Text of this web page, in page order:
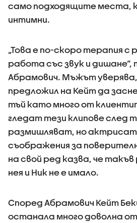
само подходящите места,
интимни.
„Това е по-скоро терапия с
работа със звук и дишане“,
Абрамович. Мъжът уверява,
предложил на Кейт да
тъй като много от
гледат тези клипове след
размишляват, но
съображения за
на свой ред казва, че
нея и Ник не е имало.
Според Абрамович Кейт
останала много доволна от